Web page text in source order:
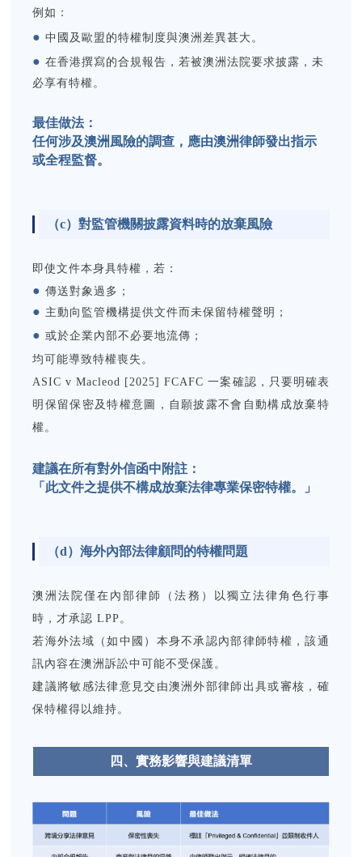
例如：
●中國及歐盟的特權制度與澳洲差異甚大。
●在香港撰寫的合規報告，若被澳洲法院要求披露，未
必享有特權。
最佳做法：
任何涉及澳洲風險的調查，應由澳洲律師發出指示
或全程監督。
（c）對監管機關披露資料時的放棄風險
即使文件本身具特權，若：
●傳送對象過多；
● 主動向監管機構提供文件而未保留特權聲明；
●或於企業內部不必要地流傳；
均可能導致特權喪失。
ASIC v Macleod [2025] FCAFC 一案確認，只要明確表
明保留保密及特權意圖，自願披露不會自動構成放棄特
權。
建議在所有對外信函中附註：
「 此文件之提供不構成放棄法律專業保密特權。」
（d）海外內部法律顧問的特權問題
澳洲法院僅在內部律師（法務）以獨立法律角色行事
時，才承認 LPP。
若海外法域（如中國）本身不承認內部律師特權，該通
訊內容在澳洲訴訟中可能不受保護。
建議將敏感法律意見交由澳洲外部律師出具或審核，確
保特權得以維持。
四、實務影響與建議清單